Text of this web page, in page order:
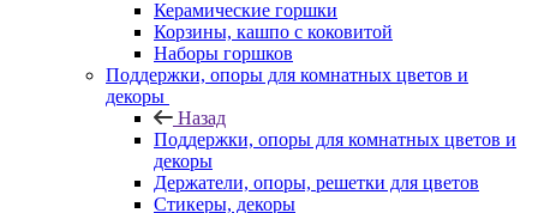
Керамические горшки
Корзины, кашпо с коковитой
Наборы горшков
Поддержки, опоры для комнатных цветов и
декоры
Назад
Поддержки, опоры для комнатных цветов и
декоры
Держатели, опоры, решетки для цветов
Стикеры, декоры